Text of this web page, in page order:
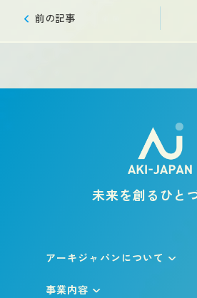
前の記事
未来を創るひと
アーキジャパンについて
事業内容